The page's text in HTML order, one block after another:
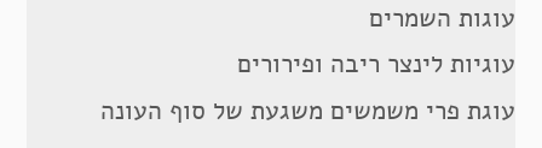
עוגות השמרים
עוגיות לינצר ריבה ופירורים
עוגת פרי משמשים משגעת של סוף העונה